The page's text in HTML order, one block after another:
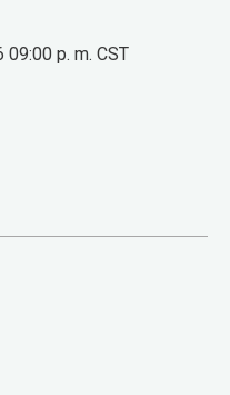
p. m. CST